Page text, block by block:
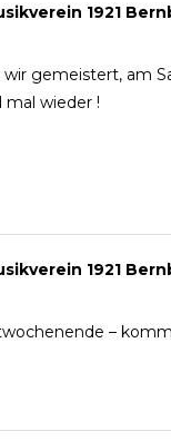
1921
gemeistert, am
mal wieder !
1921
–